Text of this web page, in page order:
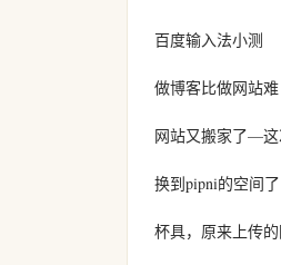
百度输入法小测
做博客比做网站难
网站又搬家了—
换到pipni的空间了
杯具，原来上传